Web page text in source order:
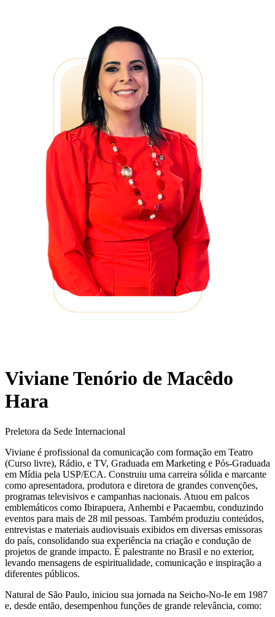
Viviane Tenório de Macêdo
Hara
Preletora da Sede Internacional
Viviane é profissional da comunicação com formação em Teatro
(Curso livre), Rádio, e TV, Graduada em Marketing e Pós-Graduada
em Mídia pela USP/ECA. Construiu uma carreira sólida e marcante
como apresentadora, produtora e diretora de grandes convenções,
programas televisivos e campanhas nacionais. Atuou em palcos
emblemáticos como Ibirapuera, Anhembi e Pacaembu, conduzindo
eventos para mais de 28 mil pessoas. Também produziu conteúdos,
entrevistas e materiais audiovisuais exibidos em diversas emissoras
do país, consolidando sua experiência na criação e condução de
projetos de grande impacto. É palestrante no Brasil e no exterior,
levando mensagens de espiritualidade, comunicação e inspiração a
diferentes públicos.
Natural de São Paulo, iniciou sua jornada na Seicho-No-Ie em 1987
e, desde então, desempenhou funções de grande relevância, como: